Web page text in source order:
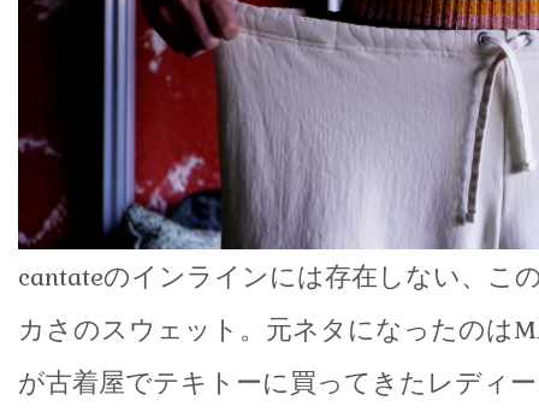
cantateのインラインには存在しない、こ
カさのスウェット。元ネタになったのは
が古着屋でテキトーに買ってきたレディ